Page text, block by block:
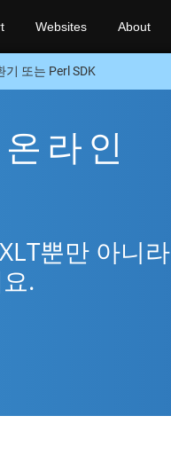
Websites About
기 또는 Perl SDK
라인
뿐만 아니라
.